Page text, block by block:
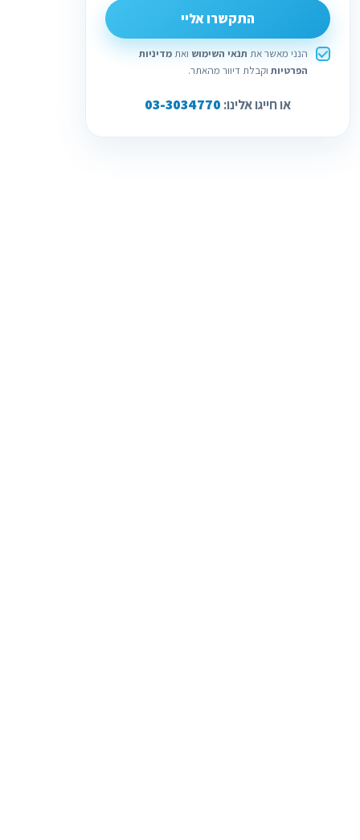
התקשרו אליי
הנני מאשר את תנאי השימוש ואתמדיניות
הפרטיות וקבלת דיוור מהאתר.
או חייגו אלינו: 03-3034770